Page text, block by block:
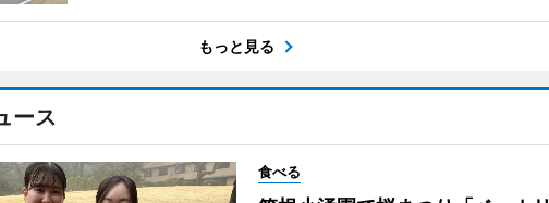
もっと見る
ース
食べる